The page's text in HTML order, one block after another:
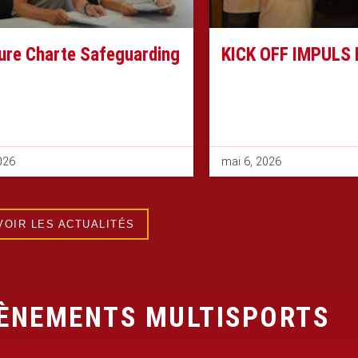
Charte Safeguarding KICK OFF IMPULS
mai 6, 2026
LES ACTUALITÉS
MULTISPORTS